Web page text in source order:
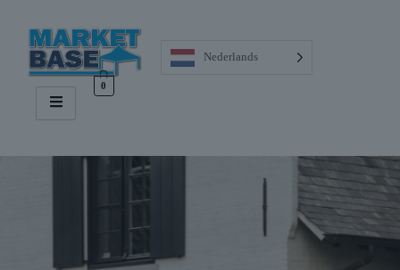
0
Nederlands